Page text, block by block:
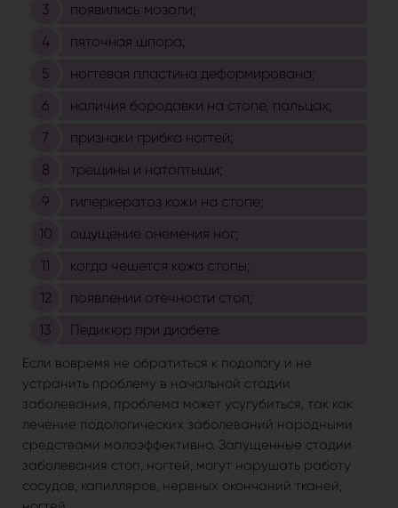
появились мозоли;
пяточная шпора;
ногтевая пластина деформирована;
наличия бородавки на стопе, пальцах;
признаки грибка ногтей;
трещины и натоптыши;
гиперкератоз кожи на стопе;
ощущение онемения ног;
когда чешется кожа стопы;
появлении отёчности стоп;
Педикюр при диабете.
Если вовремя не обратиться к подологу и не
устранить проблему в начальной стадии
заболевания, проблема может усугубиться, так как
лечение подологических заболеваний народными
средствами малоэффективно. Запущенные стадии
заболевания стоп, ногтей, могут нарушать работу
сосудов, капилляров, нервных окончаний тканей,